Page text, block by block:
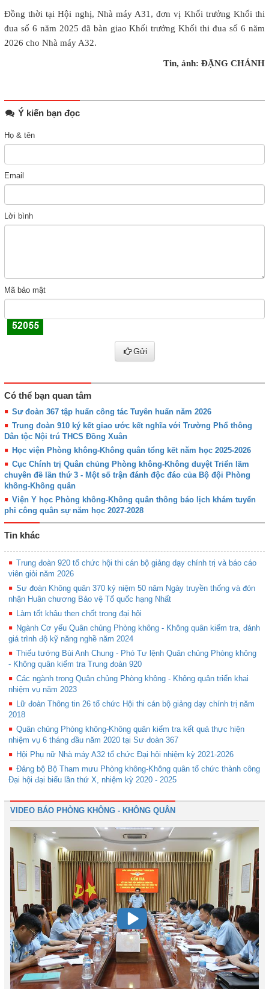
Đồng thời tại Hội nghị, Nhà máy A31, đơn vị Khối trưởng Khối thi
đua số 6 năm 2025 đã bàn giao Khối trưởng Khối thi đua số 6 năm
2026 cho Nhà máy A32.
Tin, ảnh: ĐẶNG CHÁNH
Ý kiến bạn đọc
Họ & tên
Email
Lời bình
Mã bảo mật
Gửi
Có thể bạn quan tâm
Sư đoàn 367 tập huấn công tác Tuyên huấn năm 2026
Trung đoàn 910 ký kết giao ước kết nghĩa với Trường Phổ thông
Dân tộc Nội trú THCS Đồng Xuân
Học viện Phòng không-Không quân tổng kết năm học 2025-2026
Cục Chính trị Quân chủng Phòng không-Không duyệt Triển lãm
chuyên đề lần thứ 3 - Một số trận đánh độc đáo của Bộ đội Phòng
không-Không quân
Viện Y học Phòng không-Không quân thông báo lịch khám tuyển
phi công quân sự năm học 2027-2028
Tin khác
Trung đoàn 920 tổ chức hội thi cán bộ giảng dạy chính trị và báo cáo
viên giỏi năm 2026
Sư đoàn Không quân 370 kỷ niệm 50 năm Ngày truyền thống và đón
nhận Huân chương Bảo vệ Tổ quốc hạng Nhất
Làm tốt khâu then chốt trong đại hội
Ngành Cơ yếu Quân chủng Phòng không - Không quân kiểm tra, đánh
giá trình độ kỹ năng nghề năm 2024
Thiếu tướng Bùi Anh Chung - Phó Tư lệnh Quân chủng Phòng không
- Không quân kiểm tra Trung đoàn 920
Các ngành trong Quân chủng Phòng không - Không quân triển khai
nhiệm vụ năm 2023
Lữ đoàn Thông tin 26 tổ chức Hội thi cán bộ giảng dạy chính trị năm
2018
Quân chủng Phòng không-Không quân kiểm tra kết quả thực hiện
nhiệm vụ 6 tháng đầu năm 2020 tại Sư đoàn 367
Hội Phụ nữ Nhà máy A32 tổ chức Đại hội nhiệm kỳ 2021-2026
Đảng bộ Bộ Tham mưu Phòng không-Không quân tổ chức thành công
Đại hội đại biểu lần thứ X, nhiệm kỳ 2020 - 2025
VIDEO BÁO PHÒNG KHÔNG - KHÔNG QUÂN